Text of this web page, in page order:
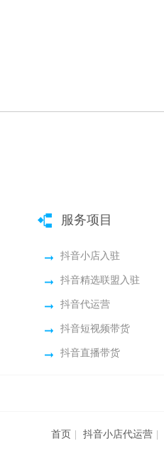
抖音小店入驻
抖音精选联盟入驻
抖音代运营
抖音短视频带货
抖音直播带货
服务项目
首页 抖音小店代运营